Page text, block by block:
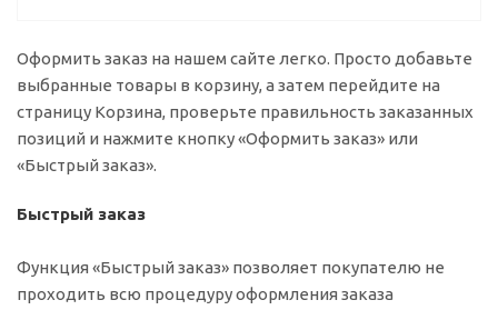
Оформить заказ на нашем сайте легко. Просто добавьте
выбранные товары в корзину, а затем перейдите на
страницу Корзина, проверьте правильность заказанных
позиций и нажмите кнопку «Оформить заказ» или
«Быстрый заказ».
Быстрый заказ
Функция «Быстрый заказ» позволяет покупателю не
проходить всю процедуру оформления заказа